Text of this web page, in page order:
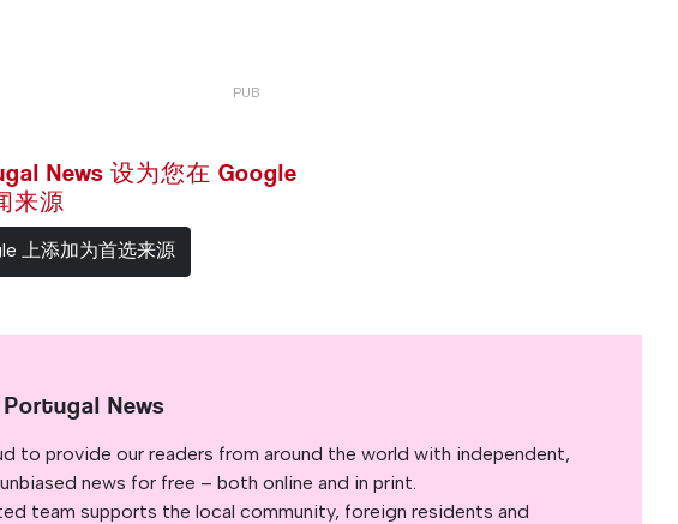
News 设为您在 Google
来源
上添加为首选来源
News
to provide our readers from around the world with independent,
news for free – both online and in print.
team supports the local community, foreign residents and